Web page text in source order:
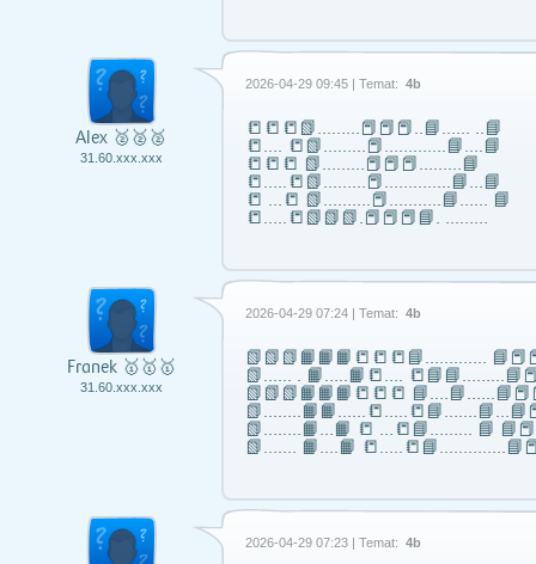
Alex 🥈🥈🥈
31.60.xxx.xxx
2026-04-29 09:45 | Temat: 4b
📒📒📒📗………📕📕📕..📘…… ..📘
📒…. 📒📗………📕………….📘….📘
📒📒📒 📗………📕📕📕………📘
📒…..📒📗………📕…………..📘…📘
📒 …📒 📗……….📕………..📘…… 📘
📒…..📒📗📗📗.📕📕📕📘. ………
Franek 🥇🥇🥇
31.60.xxx.xxx
2026-04-29 07:24 | Temat: 4b
📗📗📗📙📙📙📒📒📒📘……..…..
📗...... . 📙…..📙📒….
📗📗📗📙📙📙📒📒📒
📗……..📙…📙 📒 …📒📘……... 📘
📗……. 📙….📙
2026-04-29 07:23 | Temat: 4b